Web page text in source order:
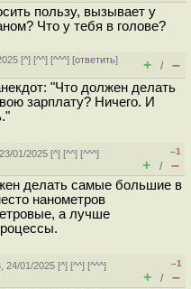
пользу, вызывает у
Что у тебя в голове?
[^] [^^] [^^^] [ответить]
+ / –
"Что должен делать
зарплату? Ничего. И
01/2025 [^] [^^] [^^^]
–1
+ / –
делать самые большие в
нанометров
а лучше
24/01/2025 [^] [^^] [^^^]
–1
+ / –